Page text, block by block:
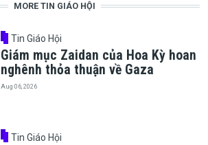
MORE TIN GIÁO HỘI
Tin Giáo Hội
Giám mục Zaidan của Hoa Kỳ hoan
nghênh thỏa thuận về Gaza
Aug 06, 2026
Tin Giáo Hội